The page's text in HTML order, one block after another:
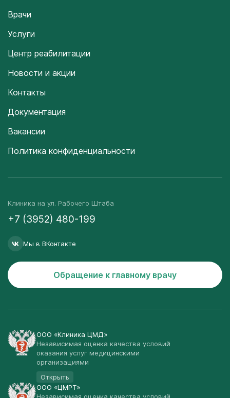
Врачи
Услуги
Центр реабилитации
Новости и акции
Контакты
Документация
Вакансии
Политика конфиденциальности
Клиника на ул. Рабочего Штаба
+7 (3952) 480-199
Мы в ВКонтакте
Обращение к главному врачу
ООО «Клиника ЦМД»
Независимая оценка качества условий
оказания услуг медицинскими
организациями
Открыть
ООО «ЦМРТ»